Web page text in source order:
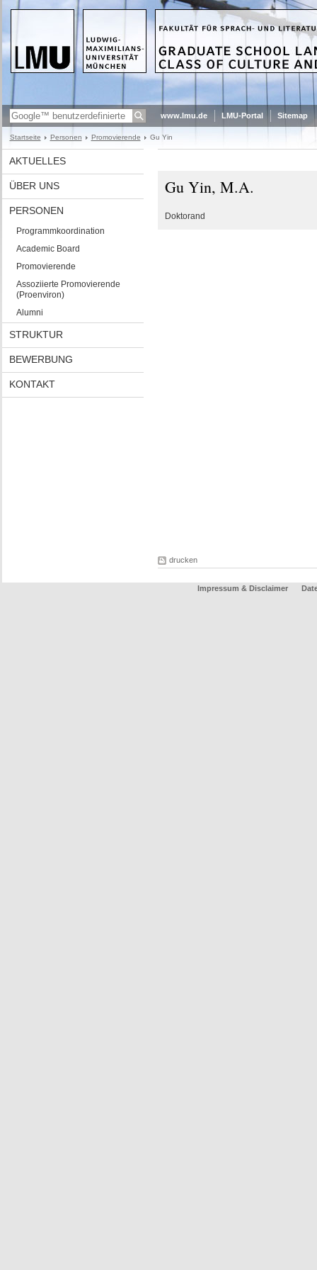
www.lmu.de LMU-Portal Sitemap
Startseite Personen Promovierende Gu Yin
AKTUELLES
ÜBER UNS
PERSONEN
Programmkoordination
Academic Board
Promovierende
Assoziierte Promovierende
(Proenviron)
Alumni
STRUKTUR
BEWERBUNG
KONTAKT
Gu Yin, M.A.
Doktorand
drucken
Impressum & Disclaimer